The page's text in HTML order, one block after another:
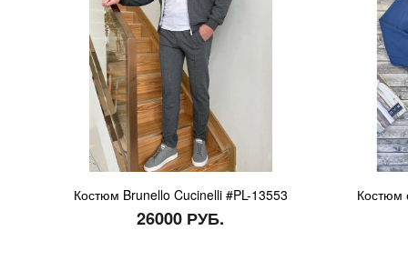
Костюм Brunello Cucinelli #PL-13553
26000 РУБ.
Костюм